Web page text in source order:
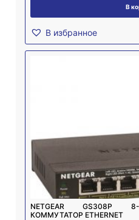
В
В избранное
NETGEAR GS308P
КОММУТАТОР ETHERNET